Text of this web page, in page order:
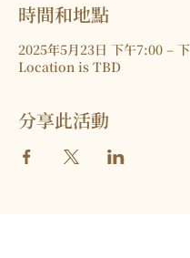
時間和地點
2025年5月23日 下午7:00 –
Location is TBD
分享此活動